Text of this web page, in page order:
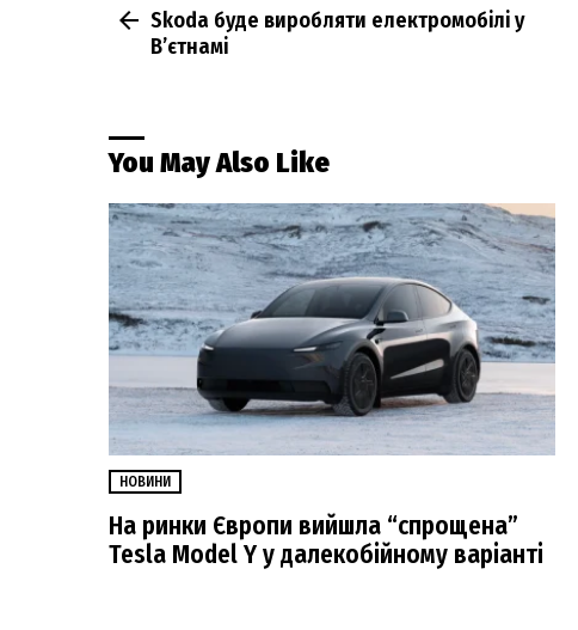
moreSkoda буде виробляти електромобілі у
В’єтнамі
You May Also Like
НОВИНИ
На ринки Європи вийшла “спрощена”
Tesla Model Y у далекобійному варіанті